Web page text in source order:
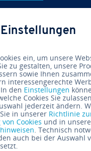
ein, um unsere
zu gestalten, unsere
sowie Ihnen
interessengerechte
den Einstellungen
Cookies Sie
jederzeit ändern.
in unserer Richtlinie
Cookies und in
. Technisch
auch bei der Auswahl